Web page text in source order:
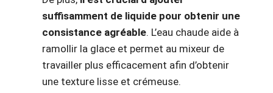
suffisamment de liquide pour obtenir une
consistance agréable. L’eau chaude aide à
ramollir la glace et permet au mixeur de
travailler plus efficacement afin d’obtenir
une texture lisse et crémeuse.